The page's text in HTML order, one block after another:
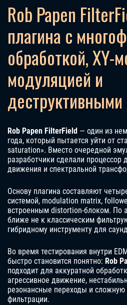
Rob Papen
плагина с
обработкой, XY-
модуляцией и
Rob Papen FilterField — один из
года, который пытается уйти от
saturation». Вместо очередной
разработчики сделали процессор
движения и спектральной
Основу плагина составляют
системой, modulation matrix,
встроенным distortion-блоком. По
ближе не к классическим
гибридному инструменту для
Во время тестирования внутри
быстро становится понятно: Rob
подходит для аккуратной
агрессивное движение,
резонансные переходы и
фильтрации.